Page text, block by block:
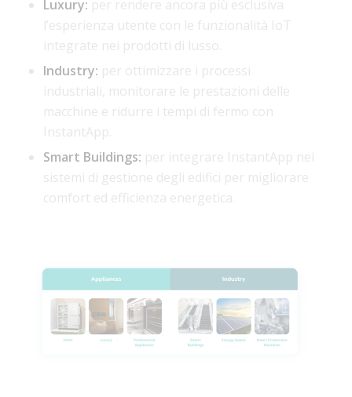
Luxury: per rendere ancora più esclusiva
l’esperienza utente con le funzionalità IoT
integrate nei prodotti di lusso.
Industry: per ottimizzare i processi
industriali, monitorare le prestazioni delle
macchine e ridurre i tempi di fermo con
InstantApp.
Smart Buildings: per integrare InstantApp nei
sistemi di gestione degli edifici per migliorare
comfort ed efficienza energetica.